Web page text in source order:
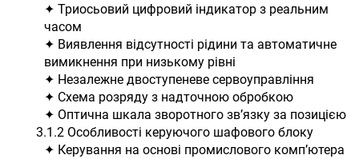
✦ Триосьовий цифровий індикатор з реальним
часом
✦ Виявлення відсутності рідини та автоматичне
вимикнення при низькому рівні
✦ Незалежне двоступеневе сервоуправління
✦ Схема розряду з надточною обробкою
✦ Оптична шкала зворотного зв’язку за позицією
3.1.2 Особливості керуючого шафового блоку
✦ Керування на основі промислового комп’ютера